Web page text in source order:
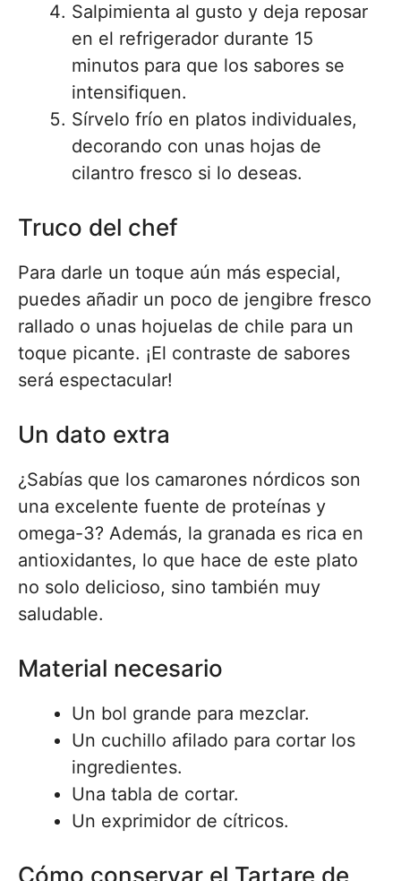
Salpimienta al gusto y deja reposar
en el refrigerador durante 15
minutos para que los sabores se
intensifiquen.
Sírvelo frío en platos individuales,
decorando con unas hojas de
cilantro fresco si lo deseas.
Truco del chef
Para darle un toque aún más especial,
puedes añadir un poco de jengibre fresco
rallado o unas hojuelas de chile para un
toque picante. ¡El contraste de sabores
será espectacular!
Un dato extra
¿Sabías que los camarones nórdicos son
una excelente fuente de proteínas y
omega-3? Además, la granada es rica en
antioxidantes, lo que hace de este plato
no solo delicioso, sino también muy
saludable.
Material necesario
Un bol grande para mezclar.
Un cuchillo afilado para cortar los
ingredientes.
Una tabla de cortar.
Un exprimidor de cítricos.